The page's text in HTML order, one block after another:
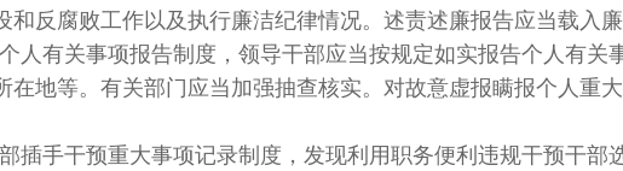
反腐败工作以及执行廉洁纪律情况。述责述廉报告应当载入
人有关事项报告制度，领导干部应当按规定如实报告个人有关
在地等。有关部门应当加强抽查核实。对故意虚报瞒报个人重
插手干预重大事项记录制度，发现利用职务便利违规干预干部